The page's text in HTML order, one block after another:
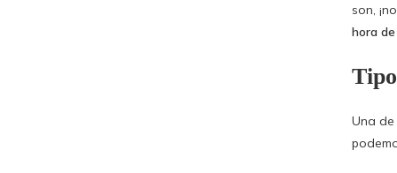
son,
hora
Una